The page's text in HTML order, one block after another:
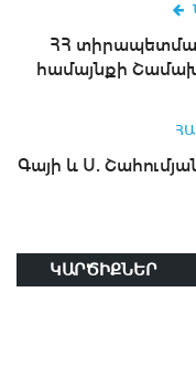
ՀՀ
համայնքի
Գայի և Ս.
ԿԱՐԾԻՔՆԵՐ